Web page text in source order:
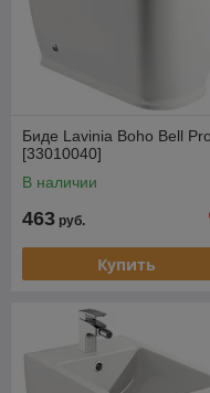
Биде Lavinia Boho Bell Pro
[33010040]
В наличии
463 руб.
Купить